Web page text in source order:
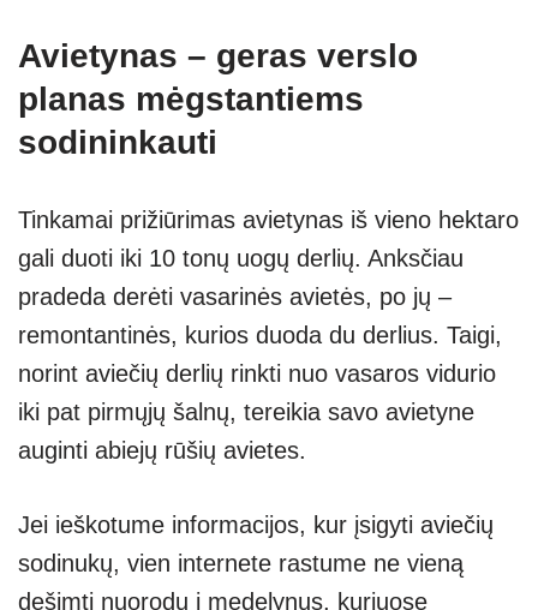
Avietynas – geras verslo
planas mėgstantiems
sodininkauti
Tinkamai prižiūrimas avietynas iš vieno hektaro
gali duoti iki 10 tonų uogų derlių. Anksčiau
pradeda derėti vasarinės avietės, po jų –
remontantinės, kurios duoda du derlius. Taigi,
norint aviečių derlių rinkti nuo vasaros vidurio
iki pat pirmųjų šalnų, tereikia savo avietyne
auginti abiejų rūšių avietes.
Jei ieškotume informacijos, kur įsigyti aviečių
sodinukų, vien internete rastume ne vieną
dešimtį nuorodų į medelynus, kuriuose